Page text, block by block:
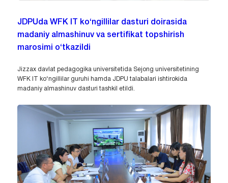
JDPUda WFK IT ko‘ngillilar dasturi doirasida
madaniy almashinuv va sertifikat topshirish
marosimi o‘tkazildi
Jizzax davlat pedagogika universitetida Sejong universitetining
WFK IT ko‘ngillilar guruhi hamda JDPU talabalari ishtirokida
madaniy almashinuv dasturi tashkil etildi.